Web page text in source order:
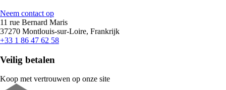
Neem contact op
11 rue Bernard Maris
37270 Montlouis-sur-Loire, Frankrijk
+33 1 86 47 62 58
Veilig betalen
Koop met vertrouwen op onze site